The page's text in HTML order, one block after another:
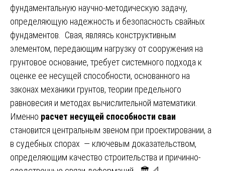
фундаментальную научно-методическую задачу,
определяющую надежность и безопасность свайных
фундаментов. Свая, являясь конструктивным
элементом, передающим нагрузку от сооружения на
грунтовое основание, требует системного подхода к
оценке ее несущей способности, основанного на
законах механики грунтов, теории предельного
равновесия и методах вычислительной математики.
Именно расчет несущей способности сваи
становится центральным звеном при проектировании, а
в судебных спорах — ключевым доказательством,
определяющим качество строительства и причинно-